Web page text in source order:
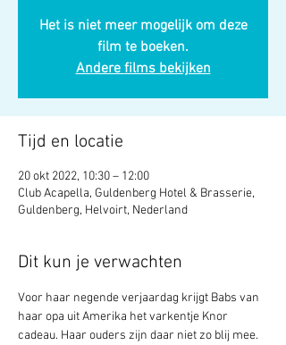
Het is niet meer mogelijk om deze
film te boeken.
Andere films bekijken
Tijd en locatie
20 okt 2022, 10:30 – 12:00
Club Acapella, Guldenberg Hotel & Brasserie,
Guldenberg, Helvoirt, Nederland
Dit kun je verwachten
Voor haar negende verjaardag krijgt Babs van
haar opa uit Amerika het varkentje Knor
cadeau. Haar ouders zijn daar niet zo blij mee.